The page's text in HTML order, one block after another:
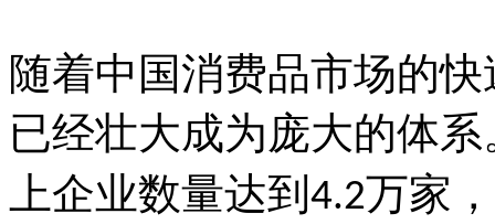
随着中国消费品市场的
已经壮大成为庞大的体
上企业数量达到 4.2万家